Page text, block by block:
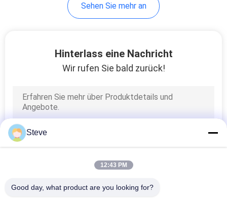
verweisen Sie
Befestigungs
aktives
Lichtleiterkabel
Sehen Sie mehr an
Hinterlass eine Nachricht
Wir rufen Sie bald zurück!
Steve
12:43 PM
Good day, what product are you looking for?